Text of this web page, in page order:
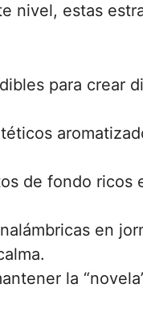
nivel, estas
para crear
de fondo ricos
en
la